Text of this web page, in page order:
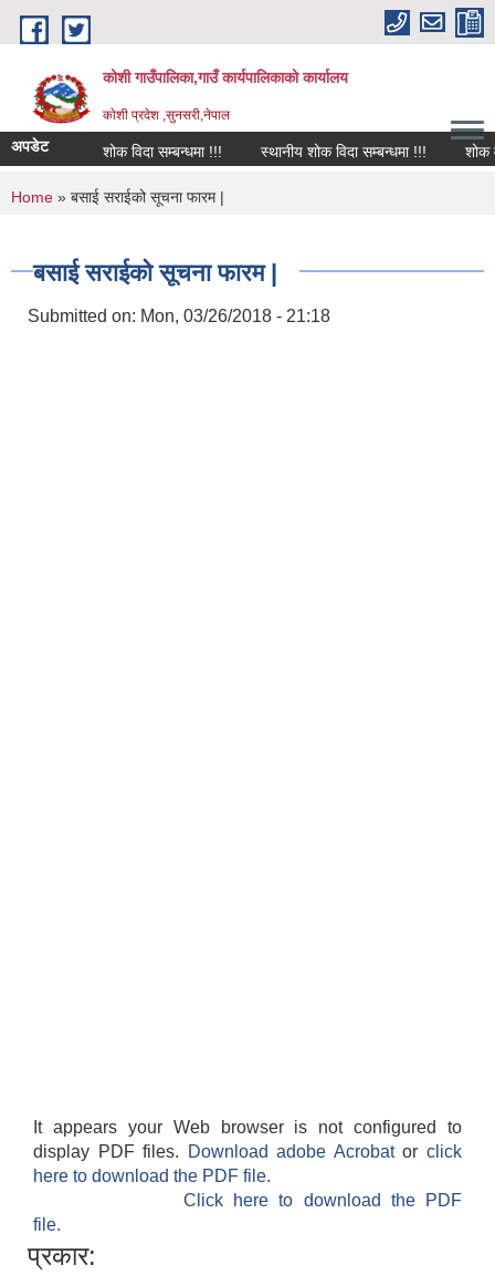
Skip to main content
कोशी गाउँपालिका,गाउँ कार्यपालिकाको कार्यालय
काेशी प्रदेश ,सुनसरी,नेपाल
अपडेट शोक विदा सम्बन्धमा !!! स्थानीय शोक विदा सम्बन्धमा !!! शोक
You are here
Home » बसाई सराईको सूचना फारम |
बसाई सराईको सूचना फारम |
Submitted on: Mon, 03/26/2018 - 21:18
It appears your Web browser is not configured to
display PDF files.
Download adobe Acrobatorclick
here to download the PDF file.
Click here to download the PDF
file.
प्रकार: